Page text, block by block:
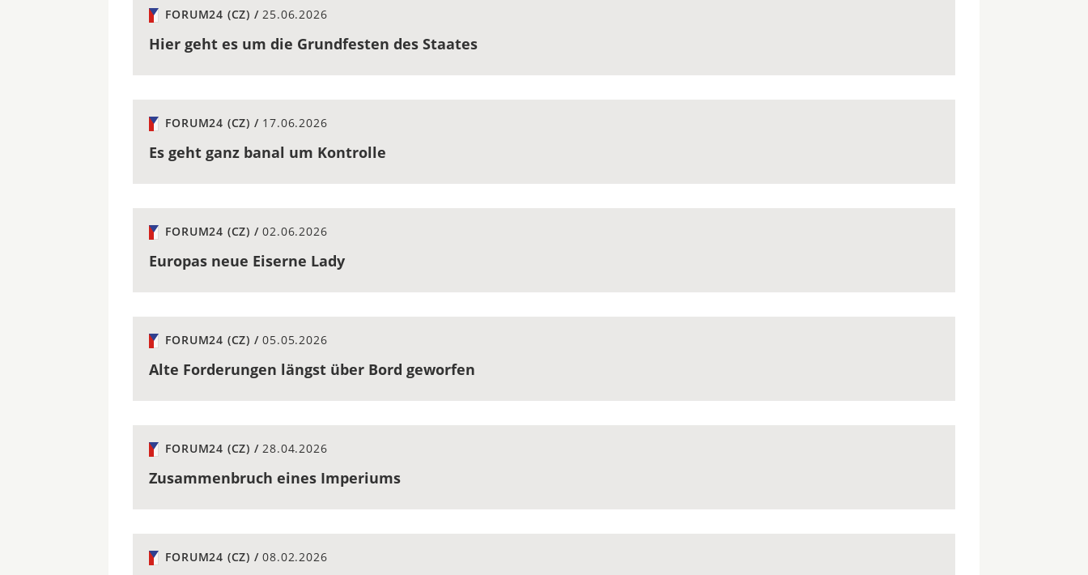
FORUM24 (CZ) /25.06.2026
Hier geht es um die Grundfesten des Staates
FORUM24 (CZ) / 17.06.2026
Es geht ganz banal um Kontrolle
FORUM24 (CZ) /02.06.2026
Europas neue Eiserne Lady
FORUM24 (CZ) /05.05.2026
Alte Forderungen längst über Bord geworfen
FORUM24 (CZ) /28.04.2026
Zusammenbruch eines Imperiums
FORUM24 (CZ) /08.02.2026